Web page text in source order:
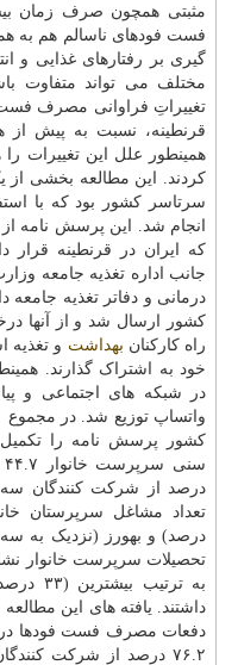
مثبتی همچون صرف زمان
فست فودهای ناسالم هم به
گیری بر رفتارهای غذایی و
مختلف می تواند متفاوت
تغییراتِ فراوانی مصرف فست
قرنطینه، نسبت به پیش از
همینطور علل این تغییرات
کردند. این مطالعه بخشی از
سرتاسر کشور بود که با
که ایران در قرنطینه
جانب اداره تغذیه جامعه
درمانی و دفاتر تغذیه
کشور ارسال شد و از آنها
راه کارکنان بهداشت و تغذیه
خود به اشتراک گذارند.
در شبکه های اجتماعی و
کشور پرسش نامه را تکمیل
درصد از شرکت کنندگان سه
درصد) و بهورز (نزدیک به
تحصیلات سرپرست خانوار
داشتند. یافته های این
۷۶.۲ درصد از شرکت